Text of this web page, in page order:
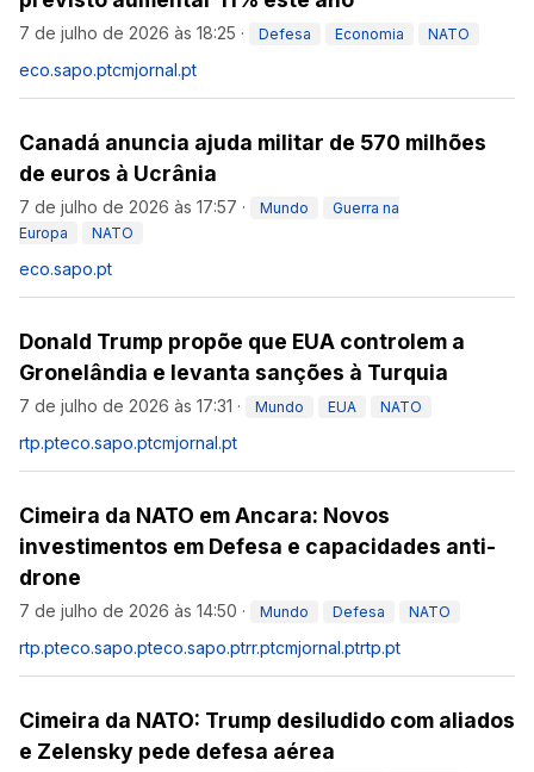
7 de julho de 2026 às 18:25 · Defesa Economia NATO
eco.sapo.ptcmjornal.pt
Canadá anuncia ajuda militar de 570 milhões
de euros à Ucrânia
7 de julho de 2026 às 17:57 · Mundo
Guerra na
Europa
NATO
eco.sapo.pt
Donald Trump propõe que EUA controlem a
Gronelândia e levanta sanções à Turquia
7 de julho de 2026 às 17:31 · Mundo EUA NATO
rtp.pteco.sapo.ptcmjornal.pt
Cimeira da NATO em Ancara: Novos
investimentos em Defesa e capacidades anti-
drone
7 de julho de 2026 às 14:50 · Mundo Defesa NATO
rtp.pteco.sapo.pteco.sapo.ptrr.ptcmjornal.ptrtp.pt
Cimeira da NATO: Trump desiludido com aliados
e Zelensky pede defesa aérea